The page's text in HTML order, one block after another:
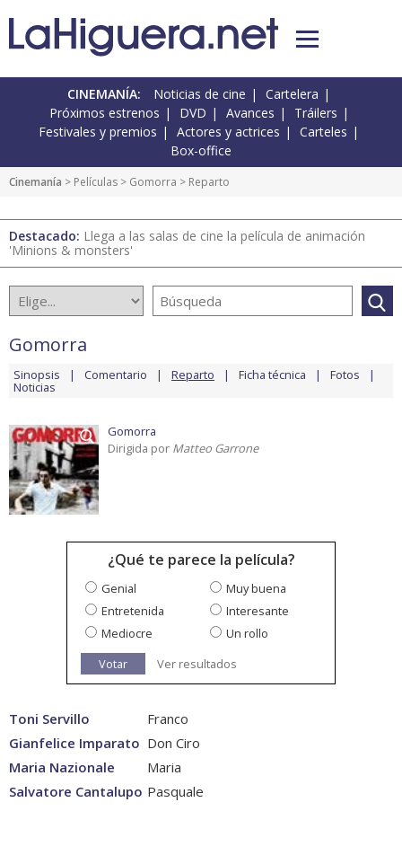
CINEMANÍA: Noticias de cine
Cartelera
Próximos estrenos
DVD Avances
Tráilers
Festivales y premios
Actores y actrices
Carteles
Box-office
Cinemanía > Películas > Gomorra > Reparto
Destacado: Llega a las salas de cine la película de animación
'Minions & monsters'
Gomorra
Sinopsis Comentario Reparto Ficha técnica Fotos
Noticias
Gomorra
Dirigida por Matteo Garrone
¿Qué te parece la película?
Genial
Muy buena
Entretenida
Interesante
Mediocre
Un rollo
Votar
Ver resultados
Toni Servillo
Franco
Gianfelice Imparato Don Ciro
Maria Nazionale
Maria
Salvatore Cantalupo Pasquale